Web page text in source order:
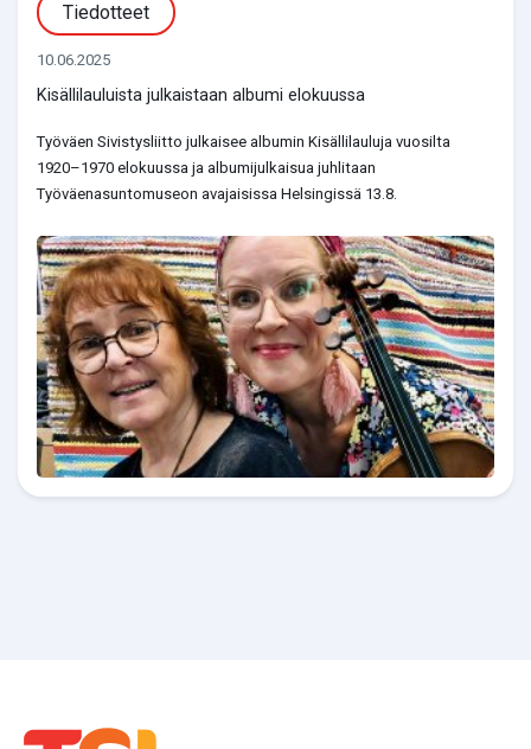
Tiedotteet
10.06.2025
Kisällilauluista julkaistaan albumi elokuussa
Työväen Sivistysliitto julkaisee albumin Kisällilauluja vuosilta
1920–1970 elokuussa ja albumijulkaisua juhlitaan
Työväenasuntomuseon avajaisissa Helsingissä 13.8.